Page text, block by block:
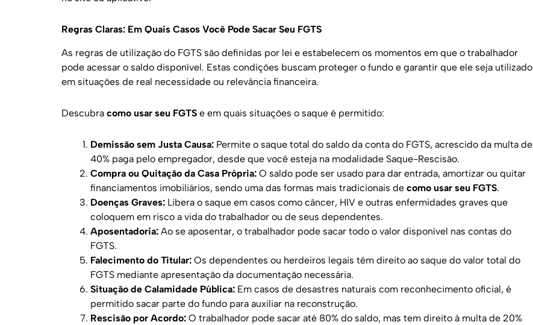
Regras Claras: Em Quais Casos Você Pode Sacar Seu FGTS
As regras de utilização do FGTS são definidas por lei e estabelecem os momentos em que o trabalhador
pode acessar o saldo disponível. Estas condições buscam proteger o fundo e garantir que ele seja utilizado
em situações de real necessidade ou relevância financeira.
Descubra como usar seu FGTS e em quais situações o saque é permitido:
Demissão sem Justa Causa: Permite o saque total do saldo da conta do FGTS, acrescido da multa de
40% paga pelo empregador, desde que você esteja na modalidade Saque-Rescisão.
Compra ou Quitação da Casa Própria: O saldo pode ser usado para dar entrada, amortizar ou quitar
financiamentos imobiliários, sendo uma das formas mais tradicionais de como usar seu FGTS.
Doenças Graves: Libera o saque em casos como câncer, HIV e outras enfermidades graves que
coloquem em risco a vida do trabalhador ou de seus dependentes.
Aposentadoria: Ao se aposentar, o trabalhador pode sacar todo o valor disponível nas contas do
FGTS.
Falecimento do Titular: Os dependentes ou herdeiros legais têm direito ao saque do valor total do
FGTS mediante apresentação da documentação necessária.
Situação de Calamidade Pública: Em casos de desastres naturais com reconhecimento oficial, é
permitido sacar parte do fundo para auxiliar na reconstrução.
Rescisão por Acordo: O trabalhador pode sacar até 80% do saldo, mas tem direito à multa de 20%